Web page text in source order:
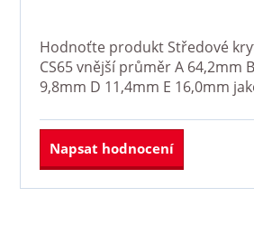
Hodnoťte produktStředové
CS65 vnější průměr A 64,2mm
9,8mm D 11,4mm E 16,0mm
Napsat hodnocení